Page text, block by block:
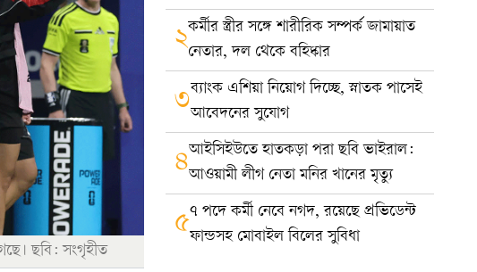
ছবি: সংগৃহীত
২কর্মীর স্ত্রীর সঙ্গে শারীরিক সম্পর্ক জামায়াত
নেতার, দল থেকে বহিষ্কার
৩ব্যাংক এশিয়া নিয়োগ দিচ্ছে, স্নাতক পাসেই
আবেদনের সুযোগ
৪আইসিইউতে হাতকড়া পরা ছবি ভাইরাল:
আওয়ামী লীগ নেতা মনির খানের মৃত্যু
৫৭ পদে কর্মী নেবে নগদ, রয়েছে প্রভিডেন্ট
ফান্ডসহ মোবাইল বিলের সুবিধা